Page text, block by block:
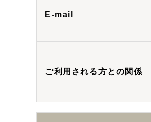
E-mail
ご利用される方との関係